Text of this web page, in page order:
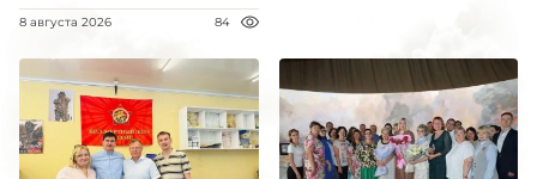
8 августа 2026 84